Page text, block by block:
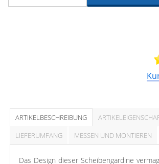
ARTIKELBESCHREIBUNG
LIEFERUMFANG
MESSEN UND MONTIEREN
Das Design dieser Scheibengardine